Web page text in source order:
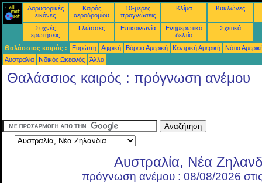
Δορυφορικές
εικόνες
Καιρός
αεροδρομίου
10-μερες
προγνώσεις
Κλίμα Κυκλώνες
Συχνές
ερωτήσεις
Γλώσσες Επικοινωνία
Ενημερωτικό
δελτίο
Σχετικά
Θαλάσσιος καιρός : Ευρώπη Αφρική Βόρεια Αμερική Κεντρική Αμερική
Νότια
Αυστραλία
Ινδικός Ωκεανός Άλλα
Θαλάσσιος καιρός : πρόγνωση ανέμου
Αυστραλία, Νέα
πρόγνωση ανέμου : 08/08/2026